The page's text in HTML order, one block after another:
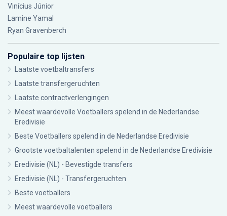
Vinícius Júnior
Lamine Yamal
Ryan Gravenberch
Populaire top lijsten
Laatste voetbaltransfers
Laatste transfergeruchten
Laatste contractverlengingen
Meest waardevolle Voetballers spelend in de Nederlandse
Eredivisie
Beste Voetballers spelend in de Nederlandse Eredivisie
Grootste voetbaltalenten spelend in de Nederlandse Eredivisie
Eredivisie (NL) - Bevestigde transfers
Eredivisie (NL) - Transfergeruchten
Beste voetballers
Meest waardevolle voetballers